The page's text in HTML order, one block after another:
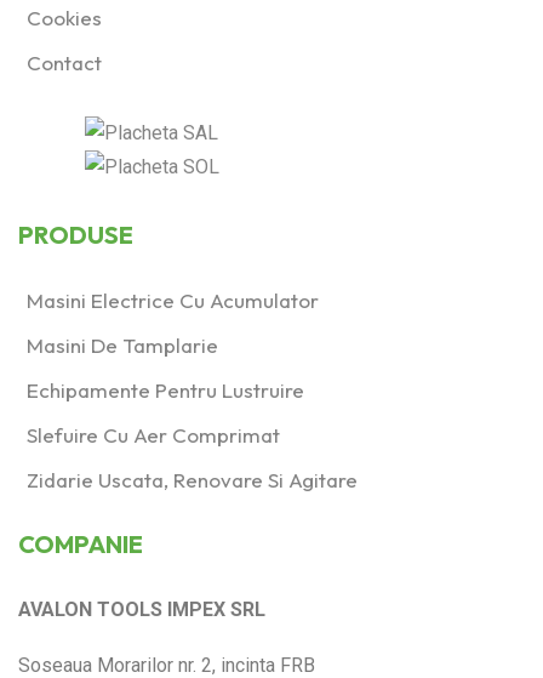
Cookies
Contact
PRODUSE
Masini Electrice Cu Acumulator
Masini De Tamplarie
Echipamente Pentru Lustruire
Slefuire Cu Aer Comprimat
Zidarie Uscata, Renovare Si Agitare
COMPANIE
AVALON TOOLS IMPEX SRL
Soseaua Morarilor nr. 2, incinta FRB